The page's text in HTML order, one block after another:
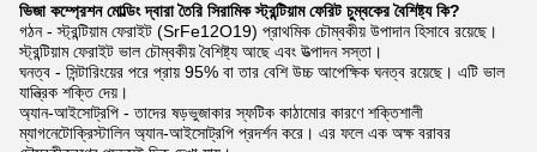
ভিজা কম্প্রেশন মোল্ডিং দ্বারা তৈরি সিরামিক স্ট্রন্টিয়াম ফেরিট চুম্বকের বৈশিষ্ট্য কি?
গঠন - স্ট্রন্টিয়াম ফেরাইট (SrFe12O19) প্রাথমিক চৌম্বকীয় উপাদান হিসাবে রয়েছে।
স্ট্রন্টিয়াম ফেরাইট ভাল চৌম্বকীয় বৈশিষ্ট্য আছে এবং উত্পাদন সস্তা।
ঘনত্ব - সিন্টারিংয়ের পরে প্রায় 95% বা তার বেশি উচ্চ আপেক্ষিক ঘনত্ব রয়েছে। এটি ভাল
যান্ত্রিক শক্তি দেয়।
অ্যান-আইসোট্রপি - তাদের ষড়ভুজাকার স্ফটিক কাঠামোর কারণে শক্তিশালী
ম্যাগনেটোক্রিস্টালিন অ্যান-আইসোট্রপি প্রদর্শন করে। এর ফলে এক অক্ষ বরাবর